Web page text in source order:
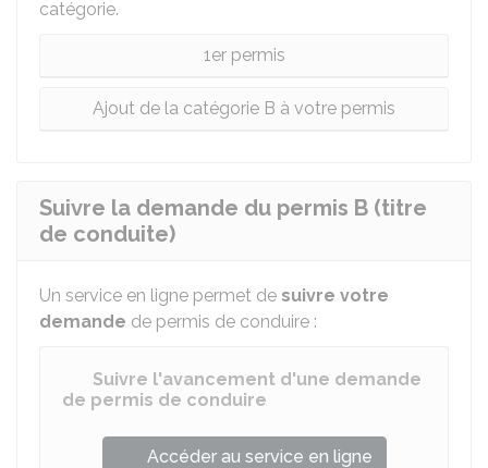
catégorie.
1er permis
Ajout de la catégorie B à votre permis
Suivre la demande du permis B (titre
de conduite)
Un service en ligne permet de suivre votre
demande de permis de conduire :
Suivre l'avancement d'une demande
de permis de conduire
Accéder au service en ligne